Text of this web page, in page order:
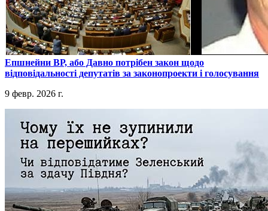
​Епшнейни ВР, або Давно потрібен закон щодо
відповідальності депутатів за законопроекти і голосування
9 февр. 2026 г.